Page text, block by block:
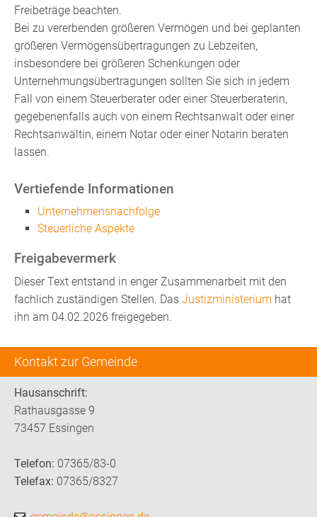
Kontakt zur Gemeinde
Hausanschrift:
Rathausgasse 9
73457 Essingen
Telefon: 07365/83-0
Telefax: 07365/8327
Freibeträge beachten.
Bei zu vererbenden größeren Vermögen und bei geplanten
größeren Vermögensübertragungen zu Lebzeiten,
insbesondere bei größeren Schenkungen oder
Unternehmungsübertragungen sollten Sie sich in jedem
Fall von einem Steuerberater oder einer Steuerberaterin,
gegebenenfalls auch von einem Rechtsanwalt oder einer
Rechtsanwältin, einem Notar oder einer Notarin beraten
lassen.
Vertiefende Informationen
Unternehmensnachfolge
Steuerliche Aspekte
Freigabevermerk
Dieser Text entstand in enger Zusammenarbeit mit den
fachlich zuständigen Stellen. Das Justizministerium hat
ihn am 04.02.2026 freigegeben.